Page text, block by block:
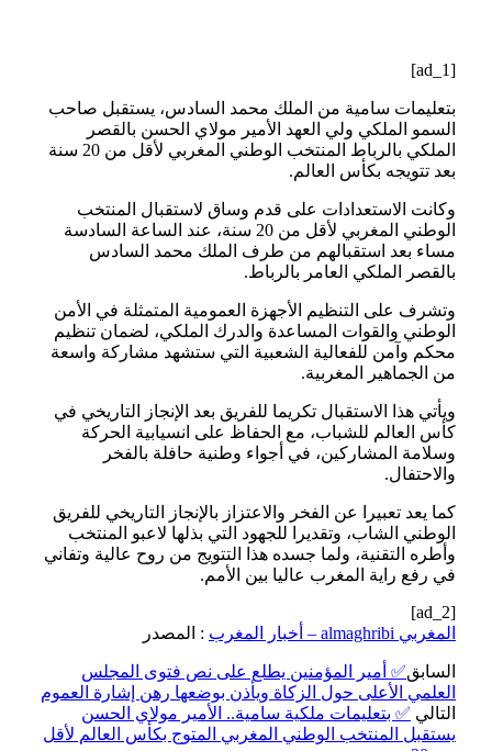
[ad_1]
بتعليمات سامية من الملك محمد السادس، يستقبل صاحب
السمو الملكي ولي العهد الأمير مولاي الحسن بالقصر
الملكي بالرباط المنتخب الوطني المغربي لأقل من 20 سنة
بعد تتويجه بكأس العالم.
وكانت الاستعدادات على قدم وساق لاستقبال المنتخب
الوطني المغربي لأقل من 20 سنة، عند الساعة السادسة
مساء بعد استقبالهم من طرف الملك محمد السادس
بالقصر الملكي العامر بالرباط.
وتشرف على التنظيم الأجهزة العمومية المتمثلة في الأمن
الوطني والقوات المساعدة والدرك الملكي، لضمان تنظيم
محكم وآمن للفعالية الشعبية التي ستشهد مشاركة واسعة
من الجماهير المغربية.
ويأتي هذا الاستقبال تكريما للفريق بعد الإنجاز التاريخي في
كأس العالم للشباب، مع الحفاظ على انسيابية الحركة
وسلامة المشاركين، في أجواء وطنية حافلة بالفخر
والاحتفال.
كما يعد تعبيرا عن الفخر والاعتزاز بالإنجاز التاريخي للفريق
الوطني الشاب، وتقديرا للجهود التي بذلها لاعبو المنتخب
وأطره التقنية، ولما جسده هذا التتويج من روح عالية وتفاني
في رفع راية المغرب عاليا بين الأمم.
[ad_2]
المغربي almaghribi – أخبار المغرب
: المصدر
السابق✅ أمير المؤمنين يطلع على نص فتوى المجلس
العلمي الأعلى حول الزكاة ويأذن بوضعها رهن إشارة العموم
التالي ✅ بتعليمات ملكية سامية.. الأمير مولاي الحسن
يستقبل المنتخب الوطني المغربي المتوج بكأس العالم لأقل